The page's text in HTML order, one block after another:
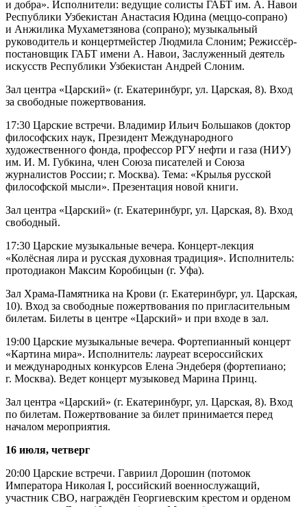
и добра». Исполнители: ведущие солисты ГАБТ им. А. Навои
Республики Узбекистан Анастасия Юдина (меццо-сопрано)
и Анжилика Мухаметзянова (сопрано); музыкальный
руководитель и концертмейстер Людмила Слоним; Режиссёр-
постановщик ГАБТ имени А. Навои, Заслуженный деятель
искусств Республики Узбекистан Андрей Слоним.
Зал центра «Царский» (г. Екатеринбург, ул. Царская, 8). Вход
за свободные пожертвования.
17:30 Царские встречи. Владимир Ильич Большаков (доктор
философских наук, Президент Международного
художественного фонда, профессор РГУ нефти и газа (НИУ)
им. И. М. Губкина, член Союза писателей и Союза
журналистов России; г. Москва). Тема: «Крылья русской
философской мысли». Презентация новой книги.
Зал центра «Царский» (г. Екатеринбург, ул. Царская, 8). Вход
свободный.
17:30 Царские музыкальные вечера. Концерт-лекция
«Колёсная лира и русская духовная традиция». Исполнитель:
протодиакон Максим Коробицын (г. Уфа).
Зал Храма-Памятника на Крови (г. Екатеринбург, ул. Царская,
10). Вход за свободные пожертвования по пригласительным
билетам. Билеты в центре «Царский» и при входе в зал.
19:00 Царские музыкальные вечера. Фортепианный концерт
«Картина мира». Исполнитель: лауреат всероссийских
и международных конкурсов Елена Эндеберя (фортепиано;
г. Москва). Ведет концерт музыковед Марина Принц.
Зал центра «Царский» (г. Екатеринбург, ул. Царская, 8). Вход
по билетам. Пожертвование за билет принимается перед
началом мероприятия.
16 июля, четверг
20:00 Царские встречи. Гавриил Дорошин (потомок
Императора Николая I, российский военнослужащий,
участник СВО, награждён Георгиевским крестом и орденом